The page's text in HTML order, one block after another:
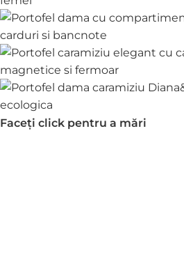
Faceți click pentru a mări